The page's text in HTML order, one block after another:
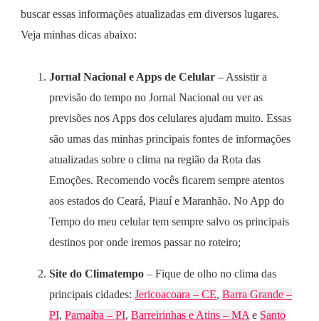
buscar essas informações atualizadas em diversos lugares.
Veja minhas dicas abaixo:
Jornal Nacional e Apps de Celular – Assistir a
previsão do tempo no Jornal Nacional ou ver as
previsões nos Apps dos celulares ajudam muito. Essas
são umas das minhas principais fontes de informações
atualizadas sobre o clima na região da Rota das
Emoções. Recomendo vocês ficarem sempre atentos
aos estados do Ceará, Piauí e Maranhão. No App do
Tempo do meu celular tem sempre salvo os principais
destinos por onde iremos passar no roteiro;
Site do Climatempo – Fique de olho no clima das
principais cidades: Jericoacoara – CE, Barra Grande –
PI, Parnaíba – PI, Barreirinhas e Atins – MA e Santo